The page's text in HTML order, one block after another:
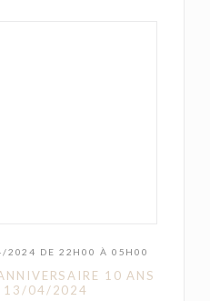
DE 22H00 À 05H00
10 ANS
13/04/2024